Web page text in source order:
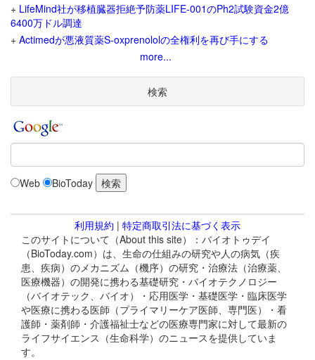
+ LifeMind社が移植臓器拒絶予防薬LIFE-001のPh2試験資金2億
6400万ドル調達
+ Actimedが悪液質薬S-oxprenololの全権利を再び手にする
more...
検索
Web BioToday
利用規約 | 特定商取引法に基づく表示
このサイトについて（About this site）：バイオトゥデイ
（BioToday.com）は、生命の仕組みの研究や人の病気（疾
患、疾病）のメカニズム（機序）の研究・治療法（治療薬、
医療機器）の開発に携わる基礎研究・バイオテクノロジー
（バイオテック、バイオ）・応用医学・基礎医学・臨床医学
や医療に携わる医師（プライマリーケア医師、専門医）・看
護師・薬剤師・介護福祉士などの医療専門家に対して最新の
ライフサイエンス（生命科学）のニュースを提供していま
す。